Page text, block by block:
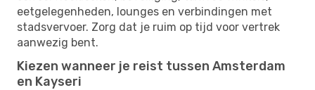
eetgelegenheden, lounges en verbindingen met
stadsvervoer. Zorg dat je ruim op tijd voor vertrek
aanwezig bent.
Kiezen wanneer je reist tussen Amsterdam
en Kayseri